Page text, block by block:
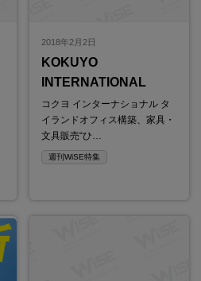
2018年2月2日
KOKUYO
INTERNATIONAL
コクヨ インターナショナル タ
イランドオフィス構築、家具・
文具販売“ひ…
週刊WiSE特集